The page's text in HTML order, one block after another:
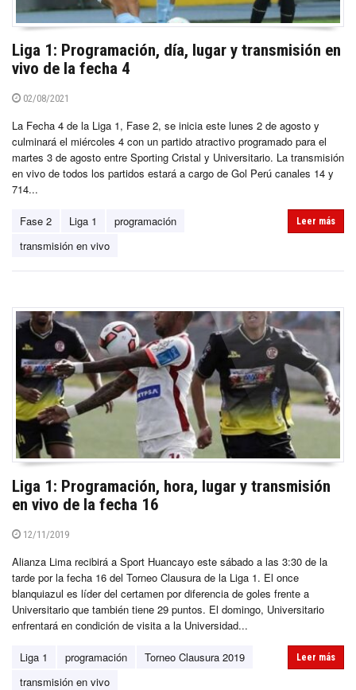
Liga 1: Programación, día, lugar y transmisión en
vivo de la fecha 4
02/08/2021
La Fecha 4 de la Liga 1, Fase 2, se inicia este lunes 2 de agosto y
culminará el miércoles 4 con un partido atractivo programado para el
martes 3 de agosto entre Sporting Cristal y Universitario. La transmisión
en vivo de todos los partidos estará a cargo de Gol Perú canales 14 y
714...
Fase 2 Liga 1
programación
transmisión en vivo
Leer más
Liga 1: Programación, hora, lugar y transmisión
en vivo de la fecha 16
12/11/2019
Alianza Lima recibirá a Sport Huancayo este sábado a las 3:30 de la
tarde por la fecha 16 del Torneo Clausura de la Liga 1. El once
blanquiazul es líder del certamen por diferencia de goles frente a
Universitario que también tiene 29 puntos. El domingo, Universitario
enfrentará en condición de visita a la Universidad...
Liga 1 programación
Torneo Clausura 2019
transmisión en vivo
Leer más